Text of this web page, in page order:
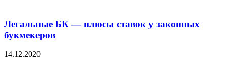
Легальные БК — плюсы ставок у законных
букмекеров
14.12.2020